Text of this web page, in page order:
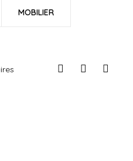
MOBILIER